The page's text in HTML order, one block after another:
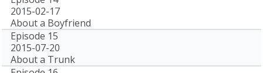
2015-02-17
About a Boyfriend
Episode 15
2015-07-20
About a Trunk